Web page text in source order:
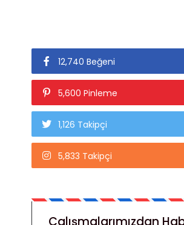
12,740 Beğeni
5,600 Pinleme
1,126 Takipçi
5,833 Takipçi